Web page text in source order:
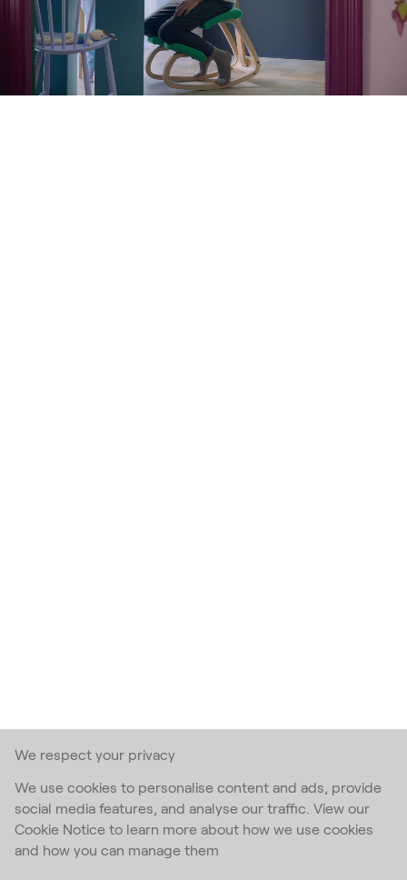
We respect your privacy
We use cookies to personalise content and ads, provide
social media features, and analyse our traffic. View our
Cookie Notice to learn more about how we use cookies
and how you can manage them